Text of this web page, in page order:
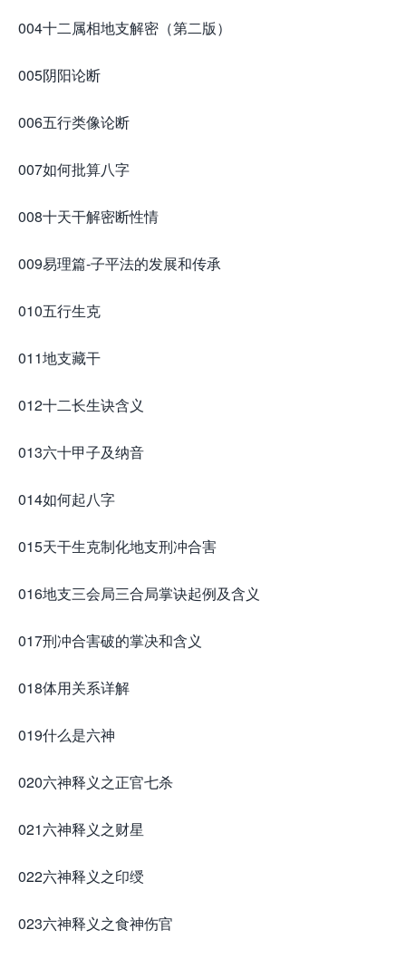
004十二属相地支解密（第二版）
005阴阳论断
006五行类像论断
007如何批算八字
008十天干解密断性情
009易理篇-子平法的发展和传承
010五行生克
011地支藏干
012十二长生诀含义
013六十甲子及纳音
014如何起八字
015天干生克制化地支刑冲合害
016地支三会局三合局掌诀起例及含义
017刑冲合害破的掌决和含义
018体用关系详解
019什么是六神
020六神释义之正官七杀
021六神释义之财星
022六神释义之印绶
023六神释义之食神伤官